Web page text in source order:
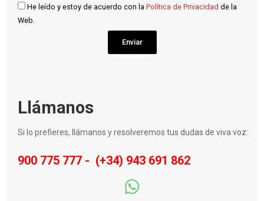
He leído y estoy de acuerdo con la Política de Privacidad de la
Web.
Enviar
Llámanos
Si lo prefieres, llámanos y resolveremos tus dudas de viva voz:
900 775 777 - (+34) 943 691 862